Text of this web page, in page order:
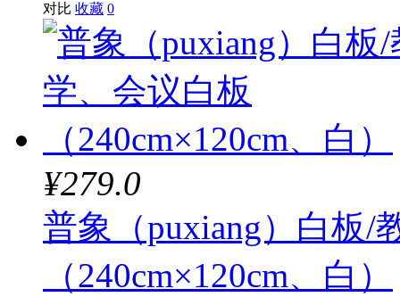
对比 收藏 0
¥279.0
普象（puxiang）白板/
（240cm×120cm、白）